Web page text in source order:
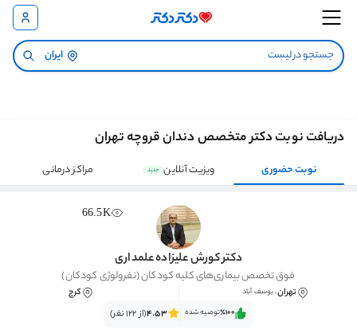
ایران
دریافت نوبت دکتر متخصص دندان قروچه تهران
نوبت حضوری ویزیت آنلاین جدید مراکز درمانی
66.5K
دکتر کورش علیزاده علمداری
فوق تخصص بیماری‌های کلیه کودکان (نفرولوژی کودکان)
تهران، یوسف آباد کرج
٪100‌‌‌توصیه شده 4.53(از 122 نفر)